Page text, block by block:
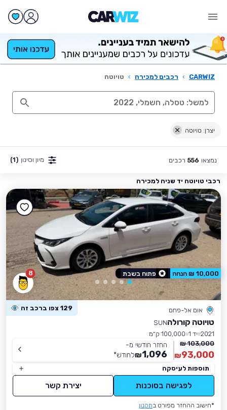
CARWIZ
› רכבים למכירה › טויוטה
יצרן: טויוטה
נמצאו 556 רכבים מיון וסינון (1)
רכבי טויוטה יד שניה למכירה
8
אום אל-פחם 129 צפו ברכב זה
טויוטה קורולהSUN
2021 יד 1
100,000 ק״מ
103,000 ₪
93,000
₪
החזר חודשי מ-
1,096
₪לחודש*
תוספות לעיסקה
לפגישה בסוכנות יצירת קשר
*חישוב ההחזר מפורט בתקנון
10,000 ₪ הנחה פתוח בשבת